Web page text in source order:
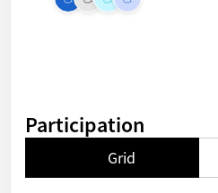
Participation
Grid